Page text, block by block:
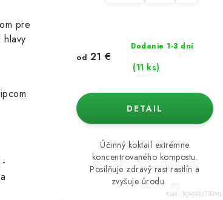
pre
Dodanie 1-3 dní
(11 ks)
od 21 €
DETAIL
Účinný koktail extrémne
koncentrovaného kompostu.
Posilňuje zdravý rast rastlín a
zvyšuje úrodu. ...
Kód: 100403/750ML